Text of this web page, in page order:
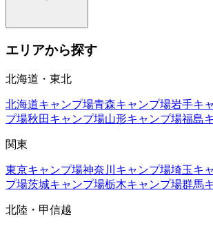
エリアから探す
北海道・東北
北海道キャンプ場青森キャンプ場岩手キ
プ場秋田 キャンプ場山形キャンプ場福島
関東
東京キャンプ場神奈川 キャンプ場埼玉キ
プ場茨城キャンプ場栃木キャンプ場群馬
北陸・甲信越